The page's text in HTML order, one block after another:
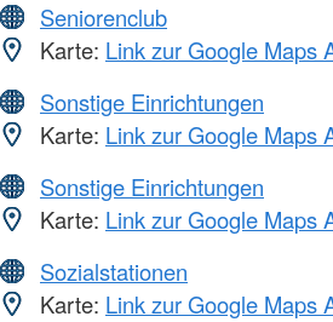
Seniorenclub
Karte: Link zur Google Maps
Sonstige Einrichtungen
Karte: Link zur Google Maps
Sonstige Einrichtungen
Karte: Link zur Google Maps
Sozialstationen
Karte: Link zur Google Maps